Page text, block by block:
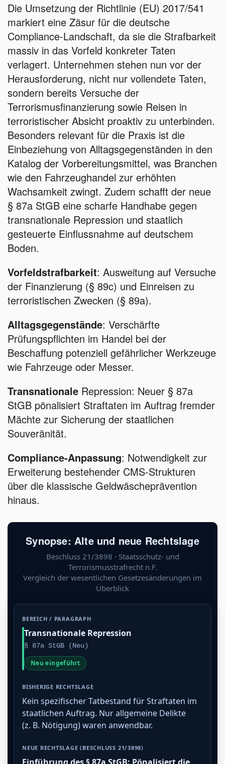
Die Umsetzung der Richtlinie (EU) 2017/541
markiert eine Zäsur für die deutsche
Compliance-Landschaft, da sie die Strafbarkeit
massiv in das Vorfeld konkreter Taten
verlagert. Unternehmen stehen nun vor der
Herausforderung, nicht nur vollendete Taten,
sondern bereits Versuche der
Terrorismusfinanzierung sowie Reisen in
terroristischer Absicht proaktiv zu unterbinden.
Besonders relevant für die Praxis ist die
Einbeziehung von Alltagsgegenständen in den
Katalog der Vorbereitungsmittel, was Branchen
wie den Fahrzeughandel zur erhöhten
Wachsamkeit zwingt. Zudem schafft der neue
§ 87a StGB eine scharfe Handhabe gegen
transnationale Repression und staatlich
gesteuerte Einflussnahme auf deutschem
Boden.
Vorfeldstrafbarkeit: Ausweitung auf Versuche
der Finanzierung (§ 89c) und Einreisen zu
terroristischen Zwecken (§ 89a).
Alltagsgegenstände: Verschärfte
Prüfungspflichten im Handel bei der
Beschaffung potenziell gefährlicher Werkzeuge
wie Fahrzeuge oder Messer.
Transnationale Repression: Neuer § 87a
StGB pönalisiert Straftaten im Auftrag fremder
Mächte zur Sicherung der staatlichen
Souveränität.
Compliance-Anpassung: Notwendigkeit zur
Erweiterung bestehender CMS-Strukturen
über die klassische Geldwäscheprävention
hinaus.
Synopse: Alte und neue Rechtslage
Beschluss 21/3898 · Staatsschutz- und
Terrorismusstrafrecht n.F.
Vergleich der wesentlichen Gesetzesänderungen im
Überblick
Transnationale Repression
§ 87a StGB (Neu)
Neu eingeführt
Kein spezifischer Tatbestand für Straftaten im
staatlichen Auftrag. Nur allgemeine Delikte
(z. B. Nötigung) waren anwendbar.